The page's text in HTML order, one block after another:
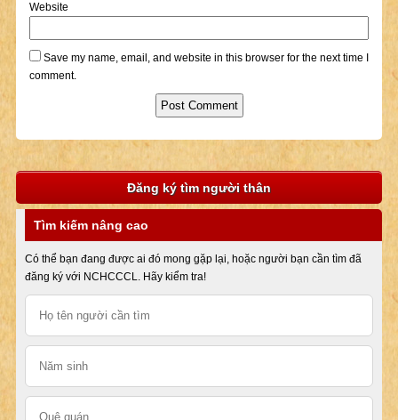
Website
Save my name, email, and website in this browser for the next time I
comment.
Đăng ký tìm người thân
Tìm kiếm nâng cao
Có thể bạn đang được ai đó mong gặp lại, hoặc người bạn cần tìm đã
đăng ký với NCHCCCL. Hãy kiểm tra!